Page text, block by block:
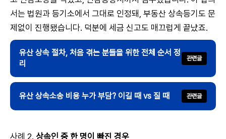
서는 법원과 등기소에서 그대로 인정돼, 부동산 상속등기도 문
제없이 진행됐습니다. 덕분에 세금 신고도 매끄럽게 끝났죠.
유산 상속 절차, 처음 겪는 분들을 위한 전체 순서 정
리
유산 상속소송 비용 누가 부담? 이길 때 vs 질 때
사례 2. 상속인 중 한 명이 빠진 경우